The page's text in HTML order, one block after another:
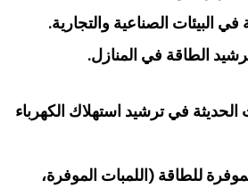
البيئات الصناعية والتجارية.
الطاقة في المنازل.
الحديثة في ترشيد استهلاك الكهرباء
للطاقة (اللمبات الموفرة،